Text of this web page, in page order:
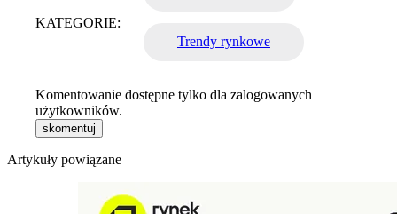
KATEGORIE:
Trendy rynkowe
Komentowanie dostępne tylko dla zalogowanych
użytkowników.
skomentuj
Artykuły powiązane